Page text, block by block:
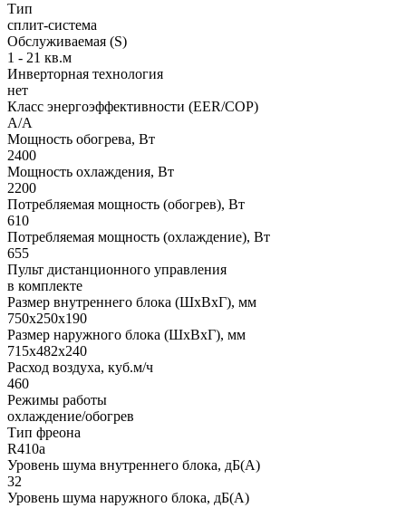
Тип
сплит-система
Обслуживаемая (S)
1 - 21 кв.м
Инверторная технология
нет
Класс энергоэффективности (EER/COP)
A/A
Мощность обогрева, Вт
2400
Мощность охлаждения, Вт
2200
Потребляемая мощность (обогрев), Вт
610
Потребляемая мощность (охлаждение), Вт
655
Пульт дистанционного управления
в комплекте
Размер внутреннего блока (ШхВхГ), мм
750x250x190
Размер наружного блока (ШхВхГ), мм
715x482x240
Расход воздуха, куб.м/ч
460
Режимы работы
охлаждение/обогрев
Тип фреона
R410a
Уровень шума внутреннего блока, дБ(А)
32
Уровень шума наружного блока, дБ(А)